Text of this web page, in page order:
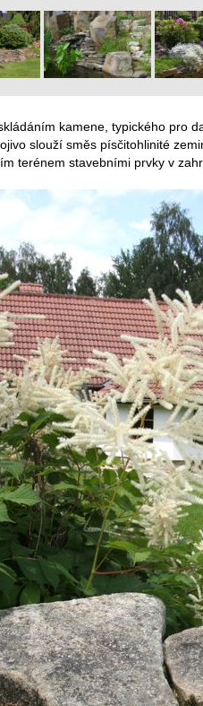
kamene, typického pro
slouží směs písčitohlinité
terénem stavebními prvky v